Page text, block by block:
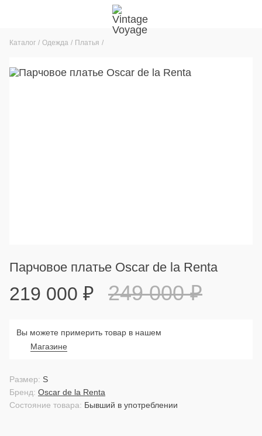
Каталог Одежда Платья
Парчовое платье Oscar de la Renta
219 000 ₽ 249 000₽
Вы можете примерить товар в нашем
Магазине
Состояние товара: Бывший в употреблении
Бренд: Oscar de la Renta
Размер: S